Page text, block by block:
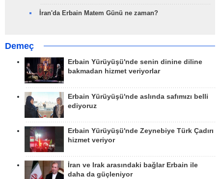
İran'da Erbain Matem Günü ne zaman?
Demeç
Erbain Yürüyüşü'nde senin dinine diline
bakmadan hizmet veriyorlar
Erbain Yürüyüşü'nde aslında safımızı belli
ediyoruz
Erbain Yürüyüşü'nde Zeynebiye Türk Çadırı
hizmet veriyor
İran ve Irak arasındaki bağlar Erbain ile
daha da güçleniyor